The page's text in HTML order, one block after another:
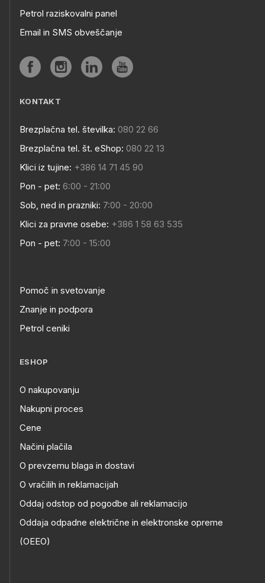
Petrol raziskovalni panel
Email in SMS obveščanje
KONTAKT
Brezplačna tel. številka: 080 22 66
Brezplačna tel. št. eShop: 080 22 13
Klici iz tujine: +386 14 71 45 90
Pon - pet: 6:00 - 21:00
Sob, ned in prazniki: 7:00 - 20:00
Klici za pravne osebe: +386 1 58 63 535
Pon - pet: 7:00 - 15:00
Pomoč in svetovanje
Znanje in podpora
Petrol ceniki
ESHOP
O nakupovanju
Nakupni proces
Cene
Načini plačila
O prevzemu blaga in dostavi
O vračilih in reklamacijah
Oddaj odstop od pogodbe ali reklamacijo
Oddaja odpadne električne in elektronske opreme
(OEEO)